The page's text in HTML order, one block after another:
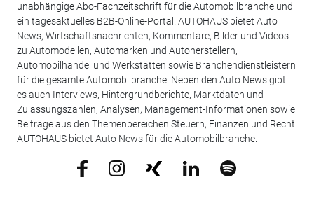
unabhängige Abo-Fachzeitschrift für die Automobilbranche und
ein tagesaktuelles B2B-Online-Portal. AUTOHAUS bietet Auto
News, Wirtschaftsnachrichten, Kommentare, Bilder und Videos
zu Automodellen, Automarken und Autoherstellern,
Automobilhandel und Werkstätten sowie Branchendienstleistern
für die gesamte Automobilbranche. Neben den Auto News gibt
es auch Interviews, Hintergrundberichte, Marktdaten und
Zulassungszahlen, Analysen, Management-Informationen sowie
Beiträge aus den Themenbereichen Steuern, Finanzen und Recht.
AUTOHAUS bietet Auto News für die Automobilbranche.